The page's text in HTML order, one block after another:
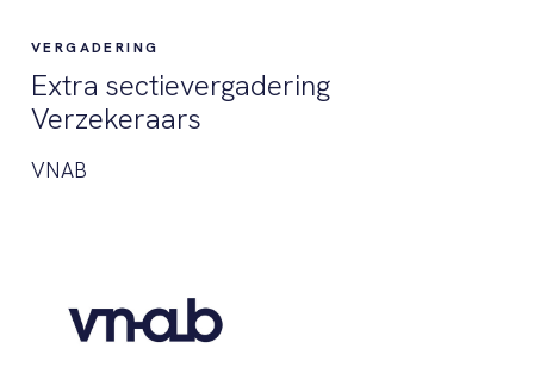
VERGADERING
Extra sectievergadering
Verzekeraars
VNAB